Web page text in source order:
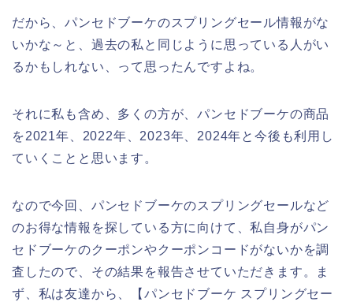
だから、パンセドブーケのスプリングセール情報がな
いかな～と、過去の私と同じように思っている人がい
るかもしれない、って思ったんですよね。
それに私も含め、多くの方が、パンセドブーケの商品
を2021年、2022年、2023年、2024年と今後も利用し
ていくことと思います。
なので今回、パンセドブーケのスプリングセールなど
のお得な情報を探している方に向けて、私自身がパン
セドブーケのクーポンやクーポンコードがないかを調
査したので、その結果を報告させていただきます。ま
ず、私は友達から、【パンセドブーケ スプリングセー